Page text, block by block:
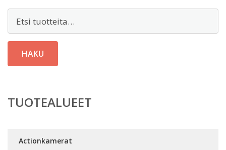
HAKU
TUOTEALUEET
Actionkamerat